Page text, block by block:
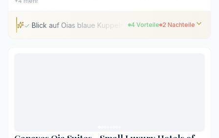
Blick auf Oias blaue Kuppeln 4 Vorteile 2 Nachteile